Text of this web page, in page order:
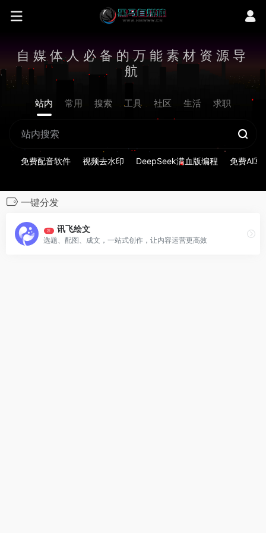
自媒体人必备的万能素材资源导
航
站内 常用 搜索 工具 社区 生活 求职
免费配音软件 视频去水印 DeepSeek满血版编程 免费AI写
一键分发
荐 讯飞绘文
选题、配图、成文，一站式创作，让内容运营更高效